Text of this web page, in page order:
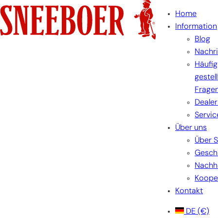
Zum
Inhalt
springen
Home
Information
Blog
Häufig
Über uns
Über
Kontakt
DE (€)